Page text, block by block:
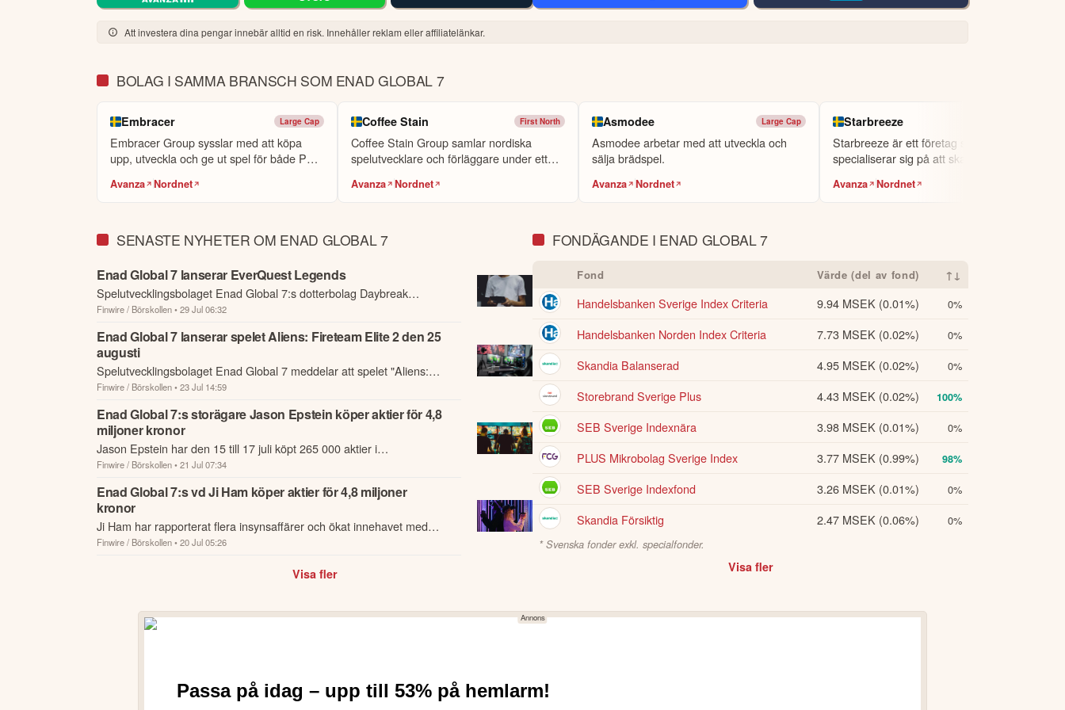
prestation efter lansering, efter att EG7 har återfått hela sin investering. Transaktionen är villkorad av godkännande från aktieägarna vid den kommande årsstämman.
Sammantaget fortsätter vi att fokusera på att exekvera vår strategi: att stärka kärnverksamheten, utveckla vår portfölj av livespel samt upprätthålla en disciplinerad
inställning till såväl organiska initiativ som M&A.
Denna summering har tagits fram med hjälp av AI och kan därför innehålla förenklingar eller sakna viss information. Innehållet ska inte ses som investeringsråd
eller personlig rådgivning. Ta alltid del av bolagets fullständiga kvartalsrapport innan du fattar investeringsbeslut. Historisk avkastning är ingen garanti för
framtida avkastning.Skulle du upptäcka fel eller andra förbättringsförslag i materialet är du välkommen att
Att investera dina pengar innebär alltid en risk. Innehåller reklam eller affiliatelänkar.
BOLAG I SAMMA BRANSCH SOM ENAD GLOBAL 7
Embracer Large Cap
Embracer Group sysslar med att köpa
upp, utveckla och ge ut spel för både PC
Avanza Nordnet
Coffee Stain First North
Coffee Stain Group samlar nordiska
spelutvecklare och förläggare under ett
Avanza Nordnet
Asmodee Large Cap
Asmodee arbetar med att utveckla och
sälja brädspel.
Avanza Nordnet
Starbreeze
Starbreeze är ett företag som
specialiserar sig på att skapa datorspel.
Avanza Nordnet
SENASTE NYHETER OM ENAD GLOBAL 7
Enad Global 7 lanserar EverQuest Legends
Spelutvecklingsbolaget Enad Global 7:s dotterbolag Daybreak
Games har lanserat EverQuest Legends, en nytolkning av
originalspelet EverQuest,...
Finwire / Börskollen• 29 Jul 06:32
Enad Global 7 lanserar spelet Aliens: Fireteam Elite 2 den 25
augusti
Spelutvecklingsbolaget Enad Global 7 meddelar att spelet "Aliens:
Fireteam Elite 2" kommer att lanseras globalt den 25 augusti till
Playstat...
Finwire / Börskollen• 23 Jul 14:59
Enad Global 7:s storägare Jason Epstein köper aktier för 4,8
miljoner kronor
Jason Epstein har den 15 till 17 juli köpt 265 000 aktier i
spelutvecklingsbolaget Enad Global 7 där han är storägare och
styrelseledamot.
Finwire / Börskollen• 21 Jul 07:34
Enad Global 7:s vd Ji Ham köper aktier för 4,8 miljoner
kronor
Ji Ham har rapporterat flera insynsaffärer och ökat innehavet med
totalt 265 000 aktier i spelutvecklingsbolaget Enad Global 7 där han
Finwire / Börskollen• 20 Jul 05:26
Visa fler
FONDÄGANDE I ENAD GLOBAL 7
Fond Värde (del av fond) ↑↓
Handelsbanken Sverige Index Criteria 9.94 MSEK (0.01%) 0%
Handelsbanken Norden Index Criteria 7.73 MSEK (0.02%) 0%
Skandia Balanserad 4.95 MSEK (0.02%) 0%
Storebrand Sverige Plus 4.43 MSEK (0.02%) 100%
SEB Sverige Indexnära 3.98 MSEK (0.01%) 0%
PLUS Mikrobolag Sverige Index 3.77 MSEK (0.99%) 98%
SEB Sverige Indexfond 3.26 MSEK (0.01%) 0%
Skandia Försiktig 2.47 MSEK (0.06%) 0%
* Svenska fonder exkl. specialfonder.
Visa fler